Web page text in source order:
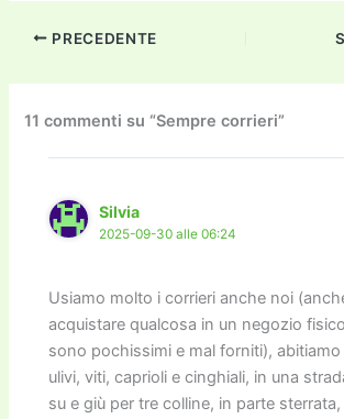
c
e
b
o
o
k
itt
er
ai
l
d
o
n
a
y
PRECEDENTE
11 commenti su “Sempre corrieri”
Silvia
2025-09-30 alle 06:24
Usiamo molto i corrieri anche noi
acquistare qualcosa in un negozio
sono pochissimi e mal forniti),
ulivi, viti, caprioli e cinghiali, in una
su e giù per tre colline, in parte